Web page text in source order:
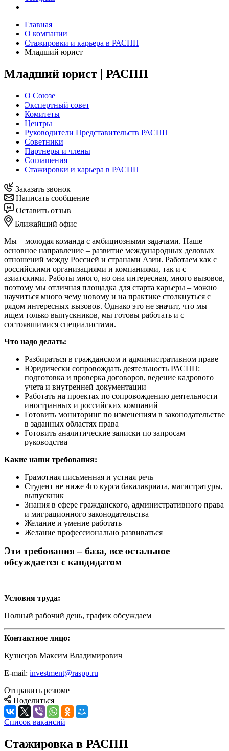
Главная
О компании
Стажировки и карьера в РАСПП
Младший юрист
Младший юрист | РАСПП
О Союзе
Экспертный совет
Комитеты
Центры
Руководители Представительств РАСПП
Советники
Партнеры и члены
Соглашения
Стажировки и карьера в РАСПП
Заказать звонок
Написать сообщение
Оставить отзыв
Ближайший офис
Мы – молодая команда с амбициозными задачами. Наше
основное направление – развитие международных деловых
отношений между Россией и странами Азии. Работаем как с
российскими организациями и компаниями, так и с
азиатскими. Работы много, но она интересная, много вызовов,
поэтому мы отличная площадка для старта карьеры – можно
научиться много чему новому и на практике столкнуться с
рядом интересных вызовов. Однако это не значит, что мы
ищем только выпускников, мы готовы работать и с
состоявшимися специалистами.
Что надо делать:
Разбираться в гражданском и административном праве
Юридически сопровождать деятельность РАСПП:
подготовка и проверка договоров, ведение кадрового
учета и внутренней документации
Работать на проектах по сопровождению деятельности
иностранных и российских компаний
Готовить мониторинг по изменениям в законодательстве
в заданных областях права
Готовить аналитические записки по запросам
руководства
Какие наши требования:
Грамотная письменная и устная речь
Студент не ниже 4го курса бакалавриата, магистратуры,
выпускник
Знания в сфере гражданского, административного права
и миграционного законодательства
Желание и умение работать
Желание профессионально развиваться
Эти требования – база, все остальное
обсуждается с кандидатом
Условия труда:
Полный рабочий день, график обсуждаем
Контактное лицо:
Кузнецов Максим Владимирович
E-mail: investment@raspp.ru
Отправить резюме
Поделиться
Список вакансий
Стажировка в РАСПП